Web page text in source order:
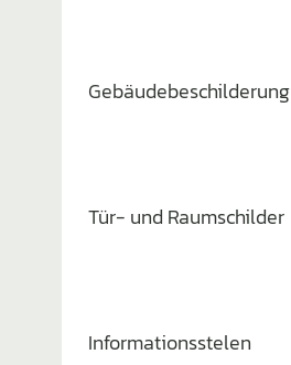
Gebäu­de­be­schil­de­rung
Tür- und Raumschilder
Infor­ma­ti­ons­stelen